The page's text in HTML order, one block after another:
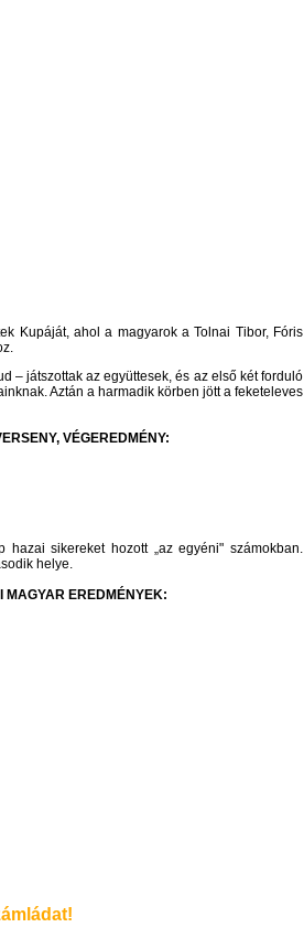
Kupáját, ahol a magyarok a Tolnai Tibor, Fóris
– játszottak az együttesek, és az első két forduló
Aztán a harmadik körben jött a feketeleves
VÉGEREDMÉNY:
sikereket hozott „az egyéni" számokban.
helye.
MAGYAR EREDMÉNYEK: